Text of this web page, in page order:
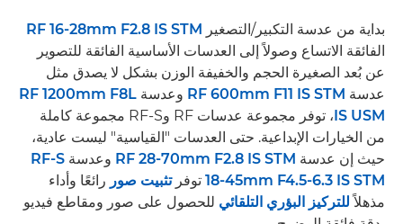
بداية من عدسة التكبير/التصغير
RF 16-28mm F2.8 IS STM
الفائقة الاتساع وصولاً إلى العدسات الأساسية الفائقة للتصوير
عن بُعد الصغيرة الحجم والخفيفة الوزن بشكل لا يصدق مثل
عدسة RF 600mm F11 IS STM وعدسة RF 1200mm F8L
IS USM
، توفر مجموعة عدسات RF وRF-S مجموعة كاملة
من الخيارات الإبداعية. حتى العدسات "القياسية" ليست عادية،
حيث إن عدسة RF 28-70mm F2.8 IS STM وعدسة RF-S
18-45mm F4.5-6.3 IS STM توفرتثبيت صور رائعًا وأداء
مذهلاًللتركيز البؤري التلقائي للحصول على صور ومقاطع فيديو